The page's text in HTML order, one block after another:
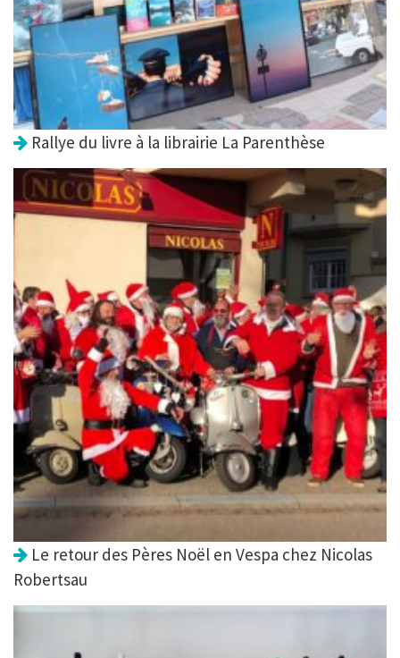
Rallye du livre à la librairie La Parenthèse
Le retour des Pères Noël en Vespa chez Nicolas
Robertsau